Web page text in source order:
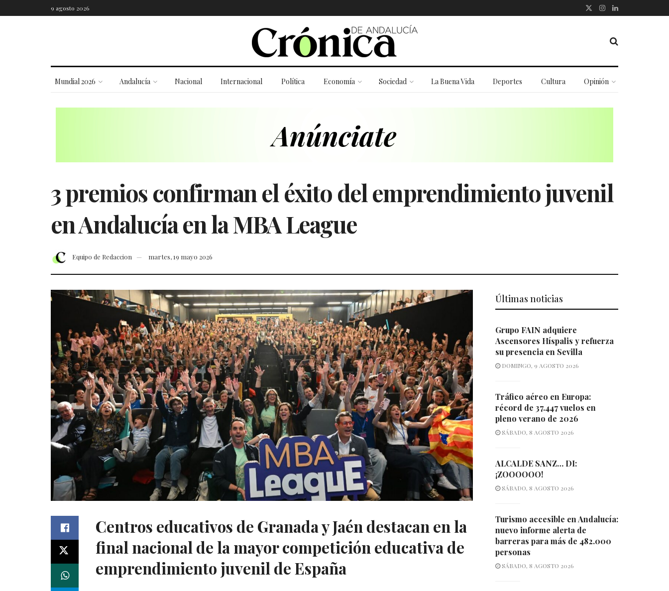
9 agosto 2026
Mundial 2026 Andalucía Nacional Internacional Política Economía Sociedad La Buena Vida Deportes Cultura Opinión
3 premios confirman el éxito del emprendimiento juvenil
en Andalucía en la MBA League
Equipo de Redaccion martes, 19 mayo 2026
Centros educativos de Granada y Jaén destacan en la
final nacional de la mayor competición educativa de
emprendimiento juvenil de España
Últimas noticias
Grupo FAIN adquiere
Ascensores Híspalis y refuerza
su presencia en Sevilla
DOMINGO, 9 AGOSTO 2026
Tráfico aéreo en Europa:
récord de 37.447 vuelos en
pleno verano de 2026
SÁBADO, 8 AGOSTO 2026
ALCALDE SANZ… DI:
¡ZOOOOOO!
SÁBADO, 8 AGOSTO 2026
Turismo accesible en Andalucía:
nuevo informe alerta de
barreras para más de 482.000
personas
SÁBADO, 8 AGOSTO 2026